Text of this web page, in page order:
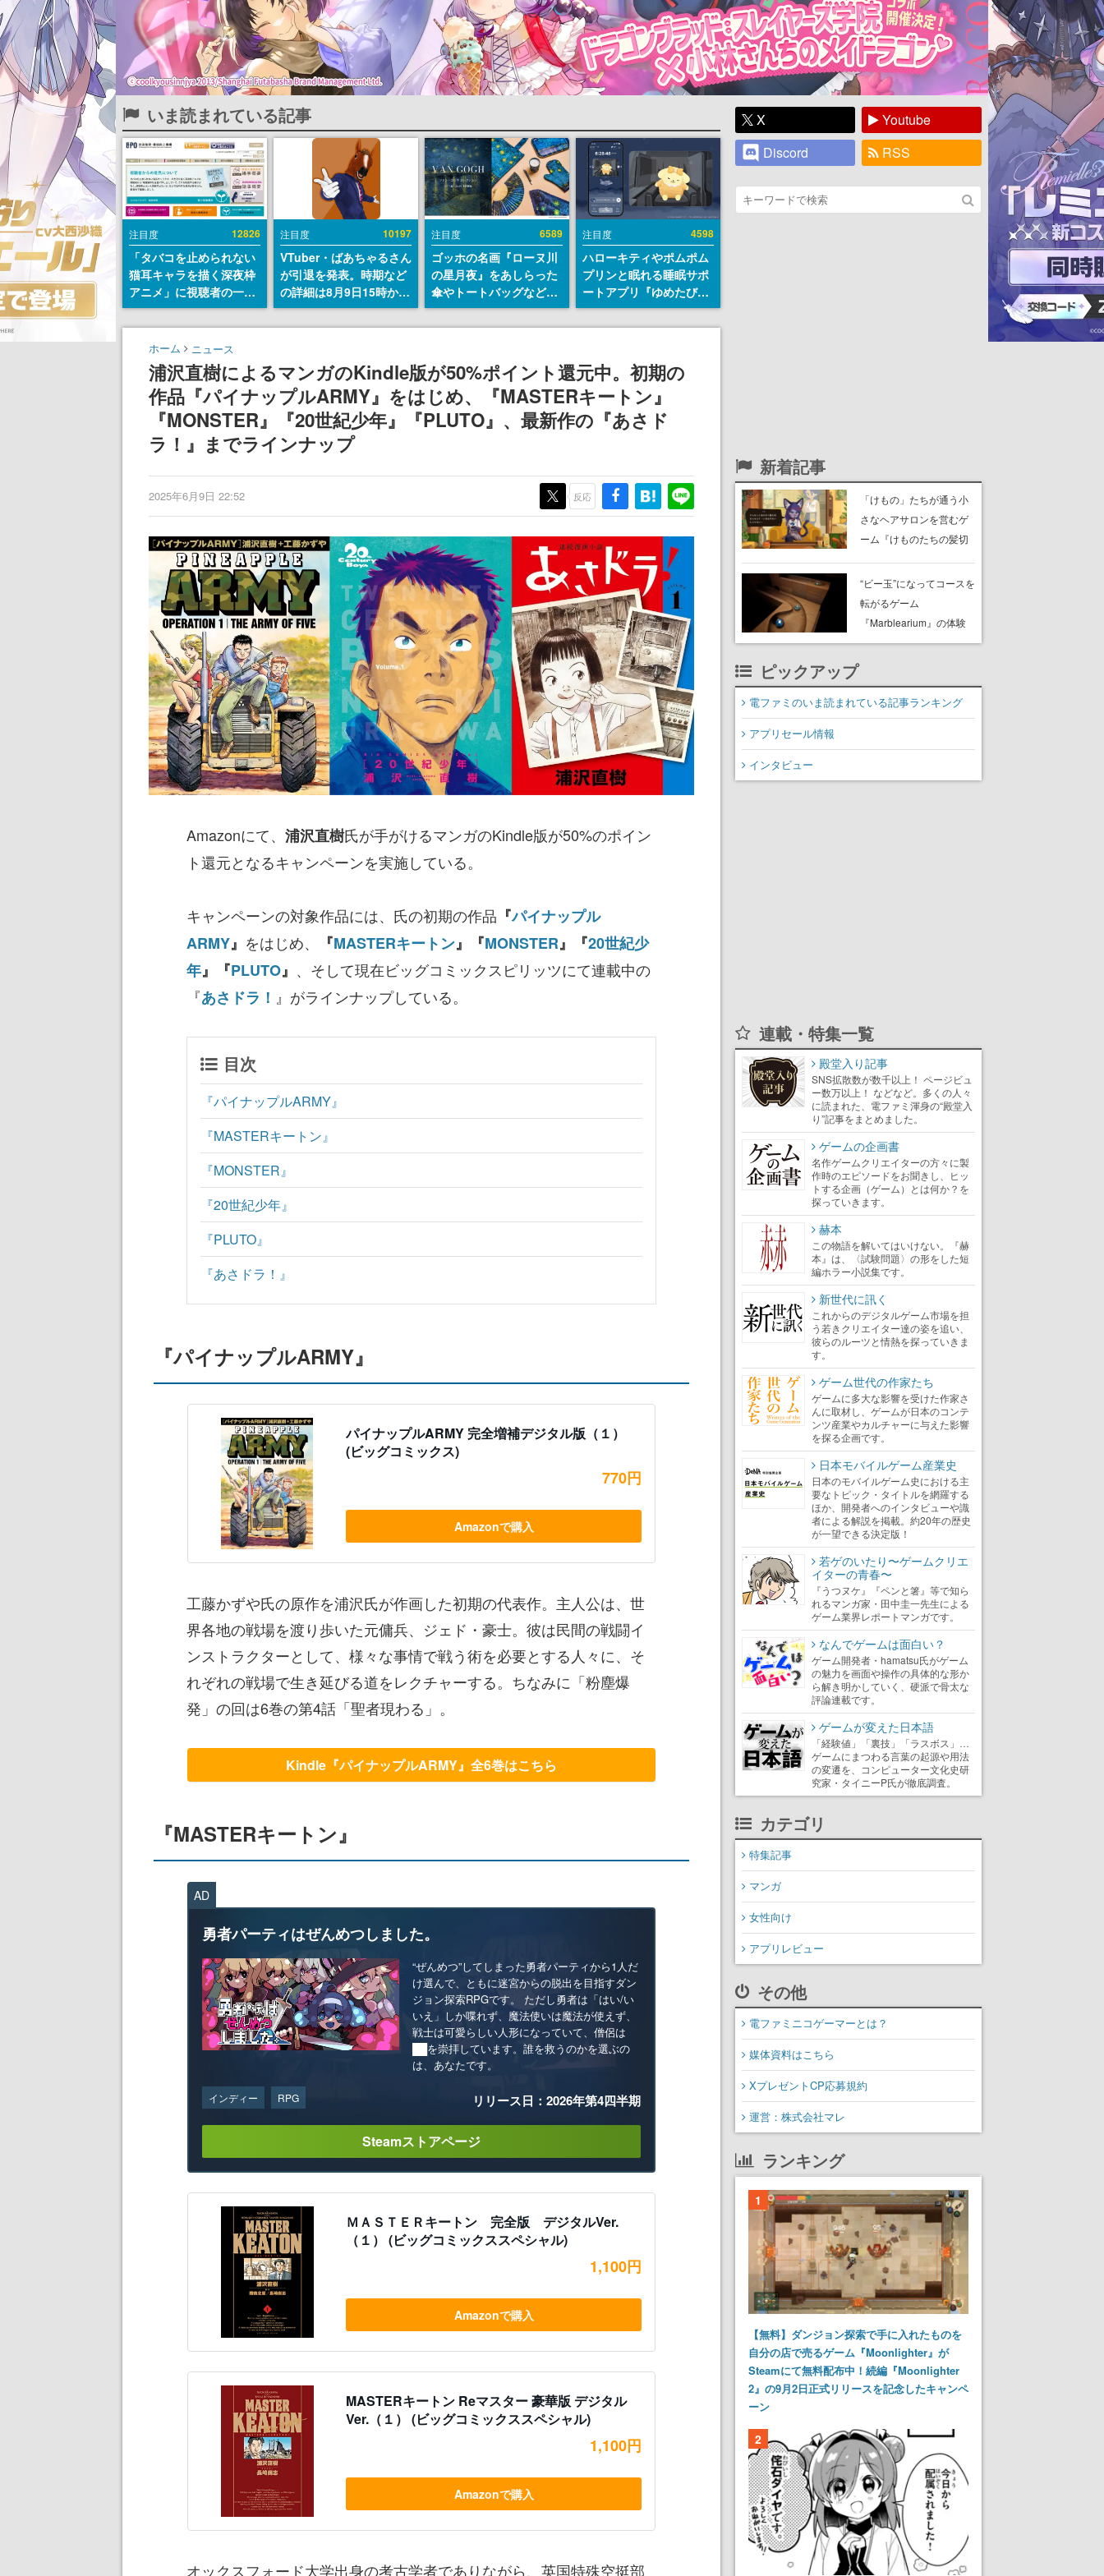
いま読まれている記事
注目度 12826
「タバコを止められない
猫耳キャラを描く深夜枠
アニメ」に視聴者の一部
から批判意見。違法薬物
の使用と思しき描写も含
めて、BPOが議論を交わ
注目度 10197
VTuber・ばあちゃるさん
が引退を発表。時期など
の詳細は8月9日15時から
の配信で説明
注目度 6589
ゴッホの名画『ローヌ川
の星月夜』をあしらった
傘やトートバッグなどが
登場。8月7日21時より2
日間限定で予約販売
注目度 4598
ハローキティやポムポム
プリンと眠れる睡眠サポ
ートアプリ『ゆめたび』
が配信中。キャラごとの
ASMRや目覚ましアラー
ホーム ニュース
浦沢直樹によるマンガのKindle版が50%ポイント還元中。初期の
作品『パイナップルARMY』をはじめ、『MASTERキートン』
『MONSTER』『20世紀少年』『PLUTO』、最新作の『あさド
ラ！』までラインナップ
2025年6月9日 22:52 反応
Amazonにて、 浦沢直樹氏が手がけるマンガのKindle版が50%のポイン
ト還元となるキャンペーンを実施している。
キャンペーンの対象作品には、氏の初期の作品 『パイナップル
ARMY』 をはじめ、 『MASTERキートン』『MONSTER』『20世紀少
年』『PLUTO』 、そして現在ビッグコミックスピリッツにて連載中の
『あさドラ！ 』がラインナップしている。
目次
『パイナップルARMY』
『MASTERキートン』
『MONSTER』
『20世紀少年』
『PLUTO』
『あさドラ！』
『パイナップルARMY』
パイナップルARMY 完全増補デジタル版（１）
(ビッグコミックス)
770円
Amazonで購入
工藤かずや氏の原作を浦沢氏が作画した初期の代表作。主人公は、世
界各地の戦場を渡り歩いた元傭兵、ジェド・豪士。彼は民間の戦闘イ
ンストラクターとして、様々な事情で戦う術を必要とする人々に、そ
れぞれの戦場で生き延びる道をレクチャーする。ちなみに「粉塵爆
発」の回は6巻の第4話「聖者現わる」。
Kindle『パイナップルARMY』全6巻はこちら
『MASTERキートン』
AD
勇者パーティはぜんめつしました。
“ぜんめつ”してしまった勇者パーティから1人だ
け選んで、ともに迷宮からの脱出を目指すダン
ジョン探索RPGです。 ただし勇者は「はい/い
いえ」しか喋れず、魔法使いは魔法が使えず、
戦士は可愛らしい人形になっていて、僧侶は
██を崇拝しています。誰を救うのかを選ぶの
は、あなたです。
インディー RPG リリース日：2026年第4四半期
Steamストアページ
ＭＡＳＴＥＲキートン 完全版 デジタルVer.
（１） (ビッグコミックススペシャル)
1,100円
Amazonで購入
MASTERキートン Reマスター 豪華版 デジタル
Ver.（１） (ビッグコミックススペシャル)
1,100円
Amazonで購入
オックスフォード大学出身の考古学者でありながら、英国特殊空挺部
X
Youtube
Discord
RSS
新着記事
「けもの」たちが通う小
さなヘアサロンを営むゲ
ーム『けものたちの髪切
始。悩みを持ったお客様
と会話を交わし“本当に望
んでる髪型”を見つけ出す
“ビー玉”になってコースを
転がるゲーム
『Marblearium』の体験
版がSteamで本日8月7日
ピックアップ
電ファミのいま読まれている記事ランキング
アプリセール情報
インタビュー
連載・特集一覧
殿堂入り記事
SNS拡散数が数千以上！ ページビュ
ー数万以上！ などなど。多くの人々
に読まれた、電ファミ渾身の“殿堂入
り”記事をまとめました。
ゲームの企画書
名作ゲームクリエイターの方々に製
作時のエピソードをお聞きし、ヒッ
トする企画（ゲーム）とは何か？を
探っていきます。
赫本
この物語を解いてはいけない。『赫
本』は、〈試験問題〉の形をした短
編ホラー小説集です。
新世代に訊く
これからのデジタルゲーム市場を担
う若きクリエイター達の姿を追い、
彼らのルーツと情熱を探っていきま
す。
ゲーム世代の作家たち
ゲームに多大な影響を受けた作家さ
んに取材し、ゲームが日本のコンテ
ンツ産業やカルチャーに与えた影響
を探る企画です。
日本モバイルゲーム産業史
日本のモバイルゲーム史における主
要なトピック・タイトルを網羅する
ほか、開発者へのインタビューや識
者による解説を掲載。約20年の歴史
が一望できる決定版！
若ゲのいたり〜ゲームクリエ
イターの青春〜
『うつヌケ』『ペンと箸』等で知ら
れるマンガ家・田中圭一先生による
ゲーム業界レポートマンガです。
なんでゲームは面白い？
ゲーム開発者・hamatsu氏がゲーム
の魅力を画面や操作の具体的な形か
ら解き明かしていく、硬派で骨太な
評論連載です。
ゲームが変えた日本語
「経験値」「裏技」「ラスボス」…
ゲームにまつわる言葉の起源や用法
の変遷を、コンピューター文化史研
究家・タイニーP氏が徹底調査。
カテゴリ
特集記事
マンガ
女性向け
アプリレビュー
その他
電ファミニコゲーマーとは？
媒体資料はこちら
XプレゼントCP応募規約
運営：株式会社マレ
ランキング
1
【無料】ダンジョン探索で手に入れたものを
自分の店で売るゲーム『Moonlighter』が
Steamにて無料配布中！続編『Moonlighter
2』の9月2日正式リリースを記念したキャンペ
ーン
2